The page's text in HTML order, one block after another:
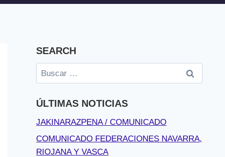
SEARCH
Buscar:
ÚLTIMAS NOTICIAS
JAKINARAZPENA / COMUNICADO
COMUNICADO FEDERACIONES NAVARRA,
RIOJANA Y VASCA